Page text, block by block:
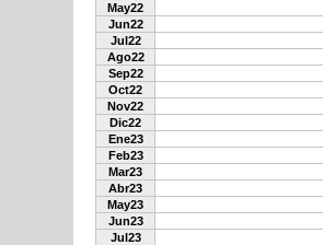
May22
Jun22
Jul22
Ago22
Sep22
Oct22
Nov22
Dic22
Ene23
Feb23
Mar23
Abr23
May23
Jun23
Jul23